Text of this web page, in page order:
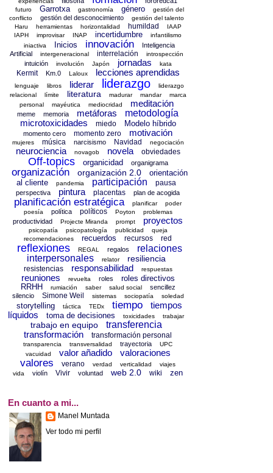
futuro Garrotxa gastronomía género
gestión del
conflicto
gestión del desconocimiento
gestión del talento
Haru
herramientas horizontalidad humildad
IAAP
IAPH
improvisar INAP incertidumbre
infantilismo
iniactiva
Inicios innovación
Inteligencia
Artificial
intergeneracional interrelación introspección
intuición involución Japón jornadas kata
Kermit Km.0 Laloux lecciones aprendidas
lenguaje libros liderar liderazgo
liderazgo
relacional
límite literatura madurar mandar
marca
personal
mayéutica mediocridad meditación
meme memoria metáforas
metodología
microtoxicidades
miedo Modelo híbrido
momento cero momento zero motivación
mujeres música narcisismo Navidad negociación
neurociencia novagob novela obviedades
Off-topics organicidad organigrama
organización organización 2.0
orientación
al cliente
pandemia participación pausa
perspectiva pintura placentas plan de acogida
planificación estratégica planificar
poder
poesía
política políticos Poyton problemas
productividad Projecte Miranda prompt proyectos
psicopatía psicopatología publicidad
queja
recomendaciones
recuerdos recursos red
reflexiones REGAL regalos
relaciones
interpersonales
relator resiliencia
resistencias responsabilidad respuestas
reuniones revuelta roles
roles directivos
RRHH
rumiación saber salud social
sencillez
silencio
Simone Weil sistemas sociopatía soledad
storytelling táctica TEDx tiempo
tiempos
líquidos
toma de decisiones toxicidades trabajar
trabajo en equipo
transferencia
transformación
transformación personal
transparencia transversalidad trayectoria
UPC
vacuidad
valor añadido valoraciones
valores verano verdad verticalidad
viajes
vida
violín Vivir voluntad web 2.0 wiki zen
En cuanto a mi...
Manel Muntada
Ver todo mi perfil